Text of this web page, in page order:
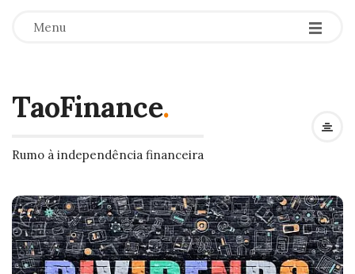
Menu
TaoFinance.
Rumo à independência financeira